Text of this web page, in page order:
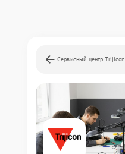
Сервисный центр Trijicon